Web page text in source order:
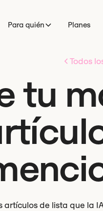
Para quién Planes
Todos
tu
artículos de lista que la